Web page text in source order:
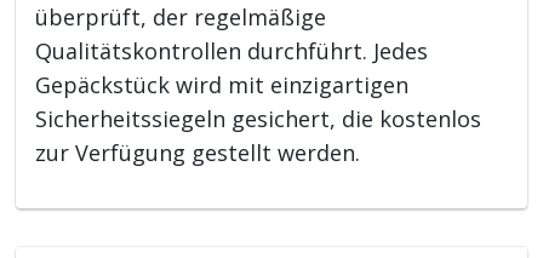
überprüft, der regelmäßige
Qualitätskontrollen durchführt. Jedes
Gepäckstück wird mit einzigartigen
Sicherheitssiegeln gesichert, die kostenlos
zur Verfügung gestellt werden.